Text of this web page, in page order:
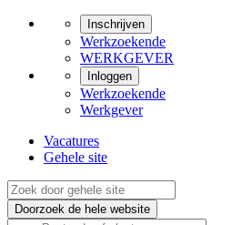
Inschrijven
Werkzoekende
WERKGEVER
Inloggen
Werkzoekende
Werkgever
Vacatures
Gehele site